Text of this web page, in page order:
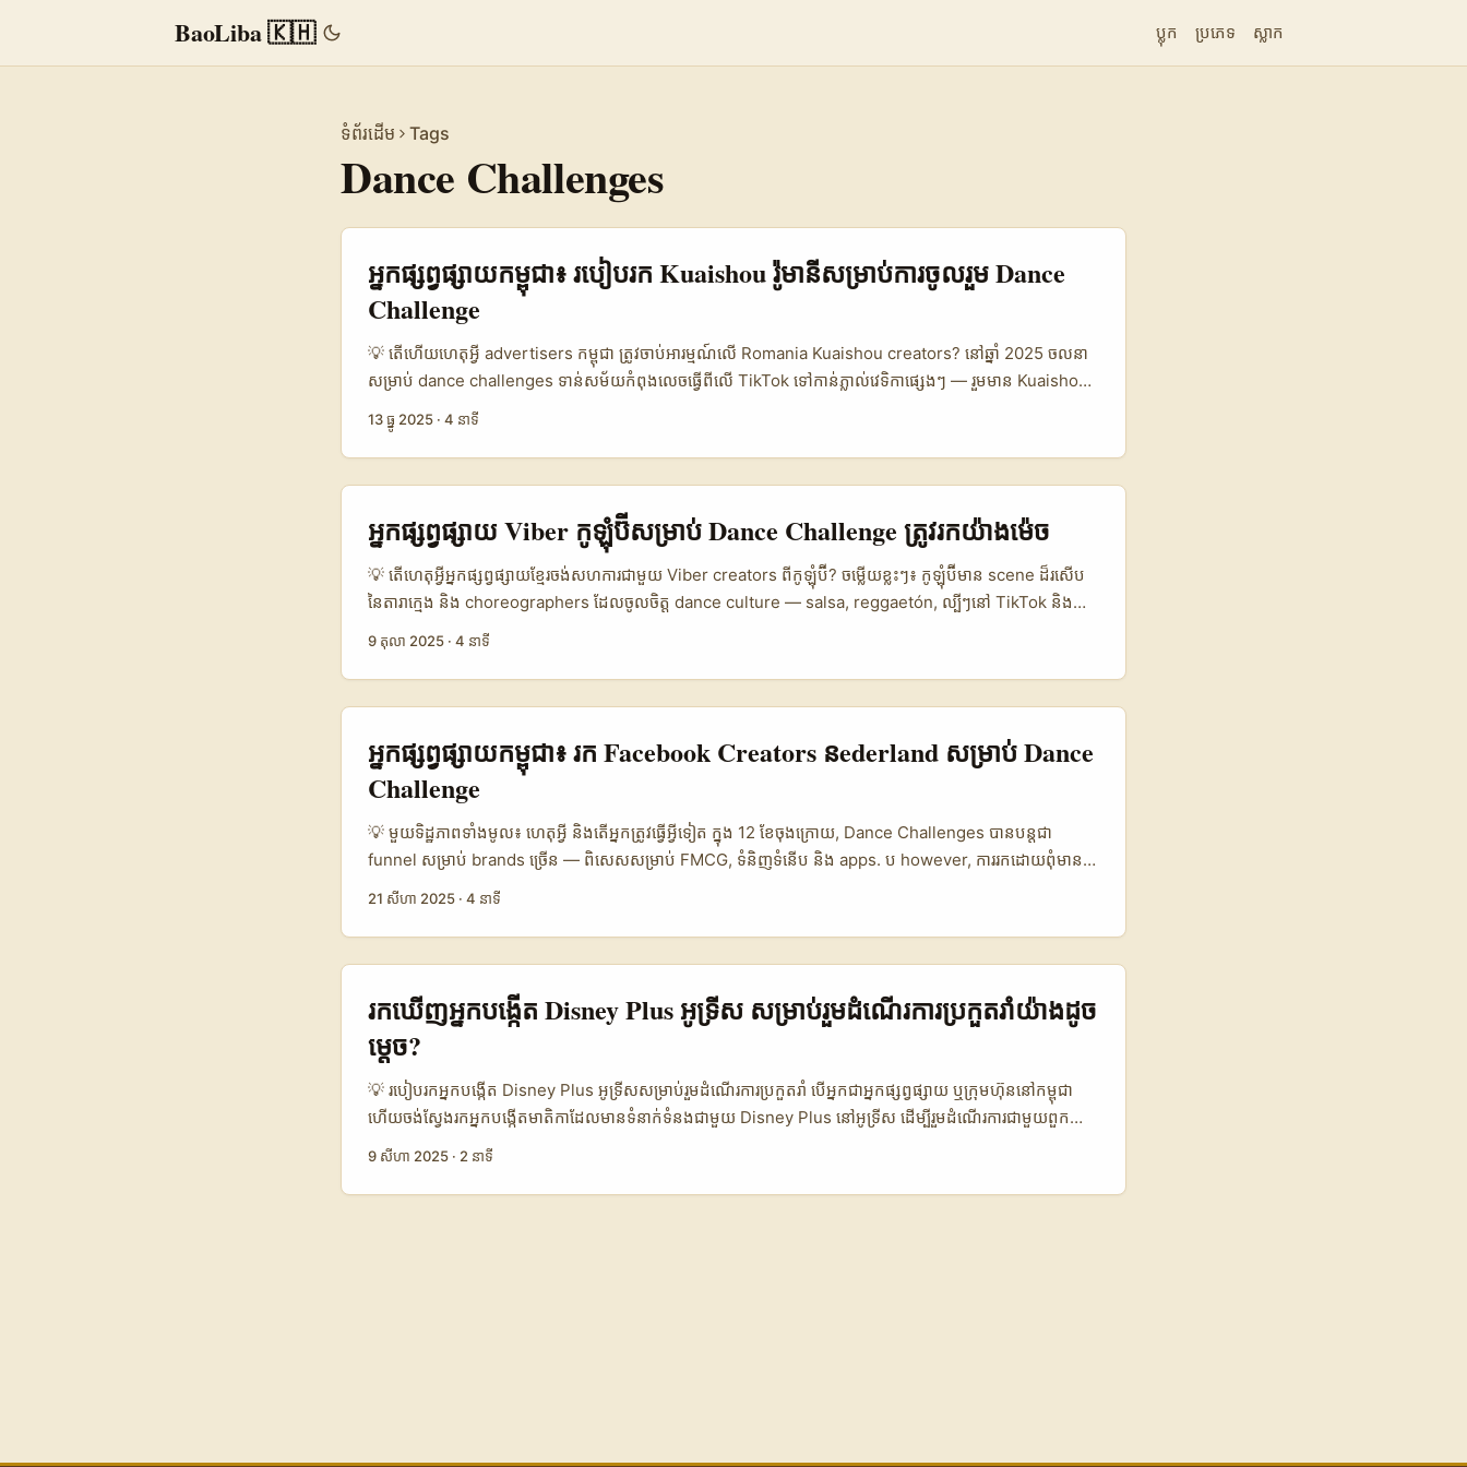
BaoLiba 🇰🇭 ប្លុក ប្រភេទ ស្លាក
ទំព័រដើម Tags
Dance Challenges
អ្នកផ្សព្វផ្សាយកម្ពុជា៖ របៀបរក Kuaishou រ៉ូមានីសម្រាប់ការចូលរួម Dance
Challenge
💡 តើហើយហេតុអ្វី advertisers កម្ពុជា ត្រូវចាប់អារម្មណ៍លើ Romania Kuaishou creators? នៅឆ្នាំ 2025 ចលនា
សម្រាប់ dance challenges ទាន់សម័យកំពុងលេចធ្វើពីលើ TikTok ទៅកាន់ភ្លាល់វេទិកាផ្សេងៗ — រួមមាន Kuaishou
ដែលកំពុងពង្រីកអន្តរជាតិ និងតម្រូវ local strategies ដូចដែលបានរាយការណ៍ដោយ CaixinGlobal។ សម្រាប់
advertisers កម្ពុជា, ការស្វែងរក creators រ៉ូមានីលើ Kuaishou មានអត្ថប្រយោជន៍ច្រើន៖ សម្លេងថ្មីៗ ស្ទីលធ្វើរាំខុសពី
ប្រភេទអង្រែស្រុក និងសក្តានុពលក្នុងការទាក់ទាញអ្នកច្រៀងនិង tourist-adjacent niches។ ប៉ុន្តែបញ្ហាជាក់ស្តែងមាន៖
ក្រៅពីខ្សែភាសា និង timezone, Kuaishou architecture និង local discovery signals ផ្សេងពី TikTok —
ដែលទាមទារយុទ្ធសាស្ត្រស្វែងសមត្ថភាពផ្សេង។ យោងទៅលើ Reference Content, Kuaishou ជាវេទិកាចែករំលែកក្នុង
របៀបគ្រប់លក្ខណៈ (short videos + live streams) ហើយប្រើ AI ដើម្បី personalize feed — នេះទាមទារ
approach ស្វែងរក សកម្មភាព outreach និង creative briefs ដែល match ទៅនឹង algorithm និង local
culture របស់ Romania។ ...
13 ធ្នូ 2025 · 4 នាទី
អ្នកផ្សព្វផ្សាយ Viber កូឡុំប៊ីសម្រាប់ Dance Challenge ត្រូវរកយ៉ាងម៉េច
💡 តើហេតុអ្វី​អ្នកផ្សព្វផ្សាយ​ខ្មែរ​ចង់សហការជាមួយ Viber creators ពីកូឡុំប៊ី? ចម្លើយខ្លះៗ៖ កូឡុំប៊ីមាន scene ដ៏រសើប
នៃតារាក្មេង និង choreographers ដែល​ចូលចិត្ត dance culture — salsa, reggaetón, ល្បីៗនៅ TikTok និង
Instagram។ បញ្ហាអ្នកខ្មែរ​ច្រើន​គឺ៖ ការរក “Viber creators” ជាក់លាក់ (អ្នកដែលប្រើ Viber សម្រាប់ community
building និង outreach គ្មាននៅលើផ្ទាំងសាកសម) និងការព្រួយពី language & cultural fit។ អត្ថប្រយោជន៍៖ ប្រើ
Viber ដើម្បី coordinate, distribute exclusive clips, ធ្វើ behind-the-scenes និង build tighter fan
groups ជាមួយ audience Latino និង diaspora។ នៅទីនេះខ្ញុំសង្ខេបផែនការ 6 ជំហៀងដែលអាចអនុវត្តបាន —
មានពី research ដល់ negotiation និង measurement — ហើយខ្ញុំដាក់ឧទាហរណ៍ពិតៗ និងក្នុងតម្រៀប SEO ដើម្បី
ឲ្យអ្នកអាចប្រើបានភ្លាមៗ។ ...
9 តុលា 2025 · 4 នាទី
អ្នកផ្សព្វផ្សាយកម្ពុជា៖ រក Facebook Creators នederland សម្រាប់ Dance
Challenge
💡 មួយទិដ្ឋភាពទាំងមូល៖ ហេតុអ្វី និងតើអ្នកត្រូវធ្វើអ្វីទៀត ក្នុង 12 ខែចុងក្រោយ, Dance Challenges បានបន្តជា
funnel សម្រាប់ brands ច្រើន — ពិសេសសម្រាប់ FMCG, ទំនិញទំនើប និង apps. ប however, ការរកដោយពុំមាន
ផែនការច្បាស់អាចនាំឲ្យខូច image, បង់លុយច្រើនទេ, ឬប្រទះបញ្ហាផ្នែកគោលសុវត្ថិភាព (brand safety)។ នៅទីនេះ
សម្រាប់សន្ទុះ dance challenge, រួមទាំង screening, negotiation និង KPIs ដែលចាំបាច់។ គោលការណ៍មិនព្រម
ភ្លេច៖ Netherlands ជាតំបន់មានសហគមន៍ creators តែ regulatory risk គឺពិត — នេះបានចាក់សោក្នុងករណី
KSA (Dutch Gambling Authority) ដែលបានអំពាវនាវ និងដាក់ពិន័យលើ influencer LeftlanePapi ពីការ
ផ្សព្វផ្សាយកាស៊ីណូអនឡាញដែលមិនច្បាស់លាស់។ ករណីនេះបង្ហាញថា ការពិនិត្យ content history និងការកំណត់
contract រឹងមាំគឺជាចាំបាច់ មុននឹងចុះកិច្ចព្រមព្រៀង។ (យើងនឹងលើកឡើងបន្ថែមពី risk mitigation ទៅក្រោយ) ...
21 សីហា 2025 · 4 នាទី
រកឃើញអ្នកបង្កើត Disney Plus អូទ្រីស សម្រាប់រួមដំណើរការប្រកួតរាំយ៉ាងដូច
ម្តេច?
💡 របៀបរកអ្នកបង្កើត Disney Plus អូទ្រីសសម្រាប់រួមដំណើរការប្រកួតរាំ បើអ្នកជាអ្នកផ្សព្វផ្សាយ ឬក្រុមហ៊ុននៅកម្ពុជា
ហើយចង់ស្វែងរកអ្នកបង្កើតមាតិកាដែលមានទំនាក់ទំនងជាមួយ Disney Plus នៅអូទ្រីស ដើម្បីរួមដំណើរការជាមួយពួក
គេលើប្រកួតរាំ មិនមែនរឿងងាយទេ ប៉ុន្តែមានវិធីសាស្ត្រដែលអាចជួយអ្នកបានយ៉ាងច្បាស់។ ជាមូលដ្ឋាន អ្នកប្រើប្រាស់ និងអ្នក
ការប្រកួតរាំ និងមាតិកាពាក់ព័ន្ធផ្សេងៗ។ ការរួមដំណើរការជាមួយអ្នកបង្កើតទាំងនេះ អាចជួយបង្កើនការចូលរួម និងឱកាស
9 សីហា 2025 · 2 នាទី